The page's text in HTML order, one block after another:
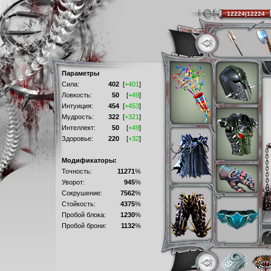
Параметры
Сила:
402 [+401]
Ловкость:
50 [+49]
Интуиция:
454 [+453]
Мудрость:
322 [+321]
Интеллект:
50 [+49]
Здоровье:
220 [+32]
Модификаторы:
Точность:
11271%
Уворот:
945%
Сокрушение:
7562%
Стойкость:
4375%
Пробой блока:
1230%
Пробой брони:
1132%
12224|12224